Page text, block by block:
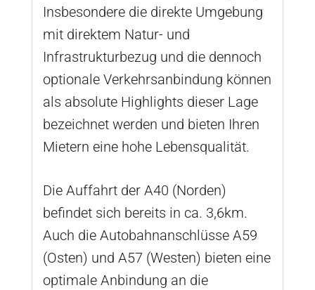
Insbesondere die direkte Umgebung
mit direktem Natur- und
Infrastrukturbezug und die dennoch
optionale Verkehrsanbindung können
als absolute Highlights dieser Lage
bezeichnet werden und bieten Ihren
Mietern eine hohe Lebensqualität.
Die Auffahrt der A40 (Norden)
befindet sich bereits in ca. 3,6km.
Auch die Autobahnanschlüsse A59
(Osten) und A57 (Westen) bieten eine
optimale Anbindung an die